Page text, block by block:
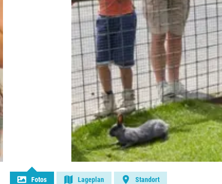
Nachrichten / Blog
Über Campingsucher
Häufig gestellte Fragen
Meinen Campingplatz anmelden
Zusammenarbeit / Werbung
Fotos Lageplan Standort